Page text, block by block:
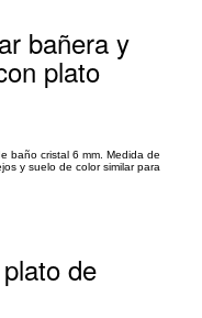
bañera y
plato
baño cristal 6 mm. Medida de
y suelo de color similar para
de